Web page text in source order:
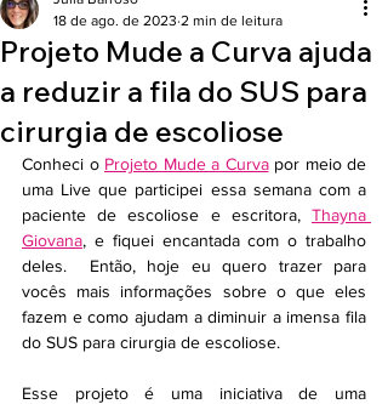
Projeto Mude a Curva ajuda
a reduzir a fila do SUS para
cirurgia de escoliose
18 de ago. de 2023 2 min de leitura
Conheci o Projeto Mude a Curva por meio de
uma Live que participei essa semana com a
paciente de escoliose e escritora, Thayna
Giovana, e fiquei encantada com o trabalho
deles.  Então, hoje eu quero trazer para
vocês mais informações sobre o que eles
fazem e como ajudam a diminuir a imensa fila
do SUS para cirurgia de escoliose.
Esse projeto é uma iniciativa de uma